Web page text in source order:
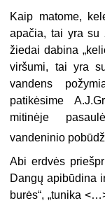
Kaip matome,
apačia, tai yrasu
žiedai dabina
viršumi, tai yra
vandens
patikėsime
mitinėje
vandeninio
Abi erdvės
Dangų apibūdina
burės“, „tunika